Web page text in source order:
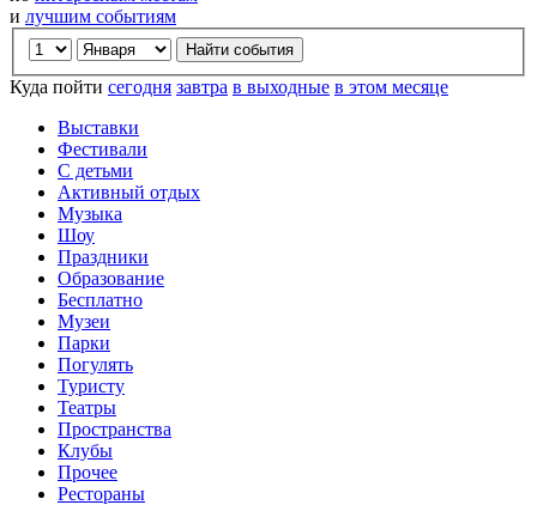
и лучшим событиям
Куда пойти сегодня завтра в выходные в этом месяце
Выставки
Фестивали
С детьми
Активный отдых
Музыка
Шоу
Праздники
Образование
Бесплатно
Музеи
Парки
Погулять
Туристу
Театры
Пространства
Клубы
Прочее
Рестораны